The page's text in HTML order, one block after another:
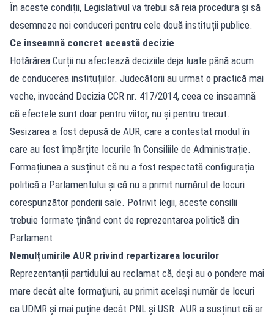
În aceste condiții, Legislativul va trebui să reia procedura și să
desemneze noi conduceri pentru cele două instituții publice.
Ce înseamnă concret această decizie
Hotărârea Curții nu afectează deciziile deja luate până acum
de conducerea instituțiilor. Judecătorii au urmat o practică mai
veche, invocând Decizia CCR nr. 417/2014, ceea ce înseamnă
că efectele sunt doar pentru viitor, nu și pentru trecut.
Sesizarea a fost depusă de AUR, care a contestat modul în
care au fost împărțite locurile în Consiliile de Administrație.
Formațiunea a susținut că nu a fost respectată configurația
politică a Parlamentului și că nu a primit numărul de locuri
corespunzător ponderii sale. Potrivit legii, aceste consilii
trebuie formate ținând cont de reprezentarea politică din
Parlament.
Nemulțumirile AUR privind repartizarea locurilor
Reprezentanții partidului au reclamat că, deși au o pondere mai
mare decât alte formațiuni, au primit același număr de locuri
ca UDMR și mai puține decât PNL și USR. AUR a susținut că ar